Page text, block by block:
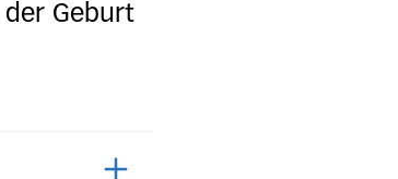
Geburt